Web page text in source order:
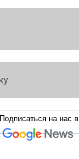
Подписаться на нас в